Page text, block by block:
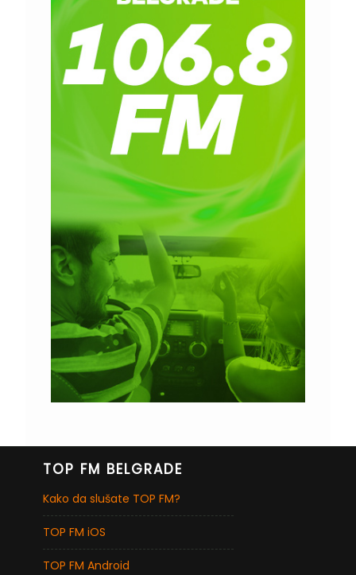
TOP FM BELGRADE
Kako da slušate TOP FM?
TOP FM iOS
TOP FM Android